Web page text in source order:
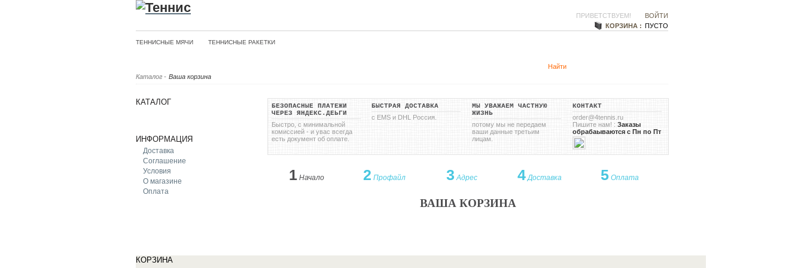
ПРИВЕТСТВУЕМ!
ВОЙТИ
КОРЗИНА :
ПУСТО
ТЕННИСНЫЕ МЯЧИ ТЕННИСНЫЕ РАКЕТКИ
Каталог - Ваша корзина
БЕЗОПАСНЫЕ ПЛАТЕЖИ
ЧЕРЕЗ ЯНДЕКС.ДЕЬГИ
Быстро, с минимальной
комиссией - и увас всегда
есть документ об оплате.
БЫСТРАЯ ДОСТАВКА
с EMS и DHL Россия.
МЫ УВАЖАЕМ ЧАСТНУЮ
ЖИЗНЬ
потому мы не передаем
ваши данные третьим
лицам.
КОНТАКТ
order@4tennis.ru
Пишите нам! : Заказы
обрабаываются с Пн по Пт
1Начало 2 Профайл 3 Адрес 4Доставка 5Оплата
ВАША КОРЗИНА
КАТАЛОГ
ИНФОРМАЦИЯ
Доставка
Соглашение
Условия
О магазине
Оплата
КОРЗИНА